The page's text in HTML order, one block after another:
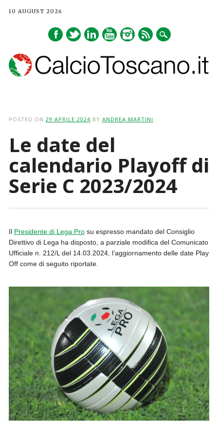
10 AUGUST 2026
POSTED ON 29 APRILE 2024 BY ANDREA MARTINI
Le date del
calendario Playoff di
Serie C 2023/2024
Il Presidente di Lega Prosu espresso mandato del Consiglio
Direttivo di Lega ha disposto, a parziale modifica del Comunicato
Ufficiale n. 212/L del 14.03.2024, l’aggiornamento delle date Play
Off come di seguito riportate.